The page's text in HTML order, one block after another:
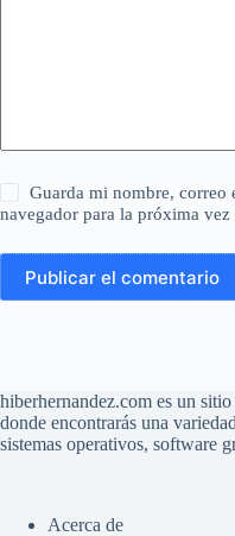
Guarda mi nombre, correo
navegador para la próxima vez
Publicar el comentario
hiberhernandez.com es un
donde encontrarás una
sistemas operativos, software
Acerca de